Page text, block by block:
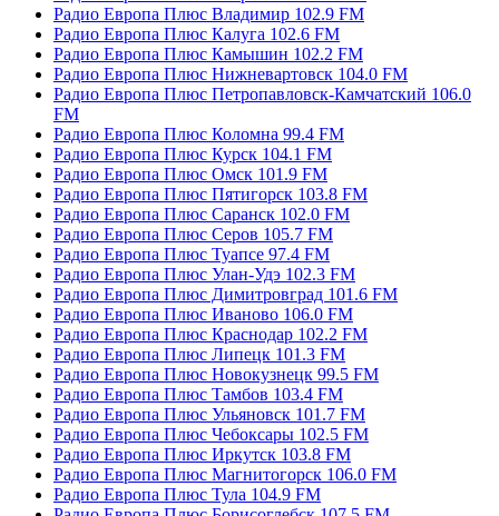
Радио Европа Плюс Владимир 102.9 FM
Радио Европа Плюс Калуга 102.6 FM
Радио Европа Плюс Камышин 102.2 FM
Радио Европа Плюс Нижневартовск 104.0 FM
Радио Европа Плюс Петропавловск-Камчатский 106.0
FM
Радио Европа Плюс Коломна 99.4 FM
Радио Европа Плюс Курск 104.1 FM
Радио Европа Плюс Омск 101.9 FM
Радио Европа Плюс Пятигорск 103.8 FM
Радио Европа Плюс Саранск 102.0 FM
Радио Европа Плюс Серов 105.7 FM
Радио Европа Плюс Туапсе 97.4 FM
Радио Европа Плюс Улан-Удэ 102.3 FM
Радио Европа Плюс Димитровград 101.6 FM
Радио Европа Плюс Иваново 106.0 FM
Радио Европа Плюс Краснодар 102.2 FM
Радио Европа Плюс Липецк 101.3 FM
Радио Европа Плюс Новокузнецк 99.5 FM
Радио Европа Плюс Тамбов 103.4 FM
Радио Европа Плюс Ульяновск 101.7 FM
Радио Европа Плюс Чебоксары 102.5 FM
Радио Европа Плюс Иркутск 103.8 FM
Радио Европа Плюс Магнитогорск 106.0 FM
Радио Европа Плюс Тула 104.9 FM